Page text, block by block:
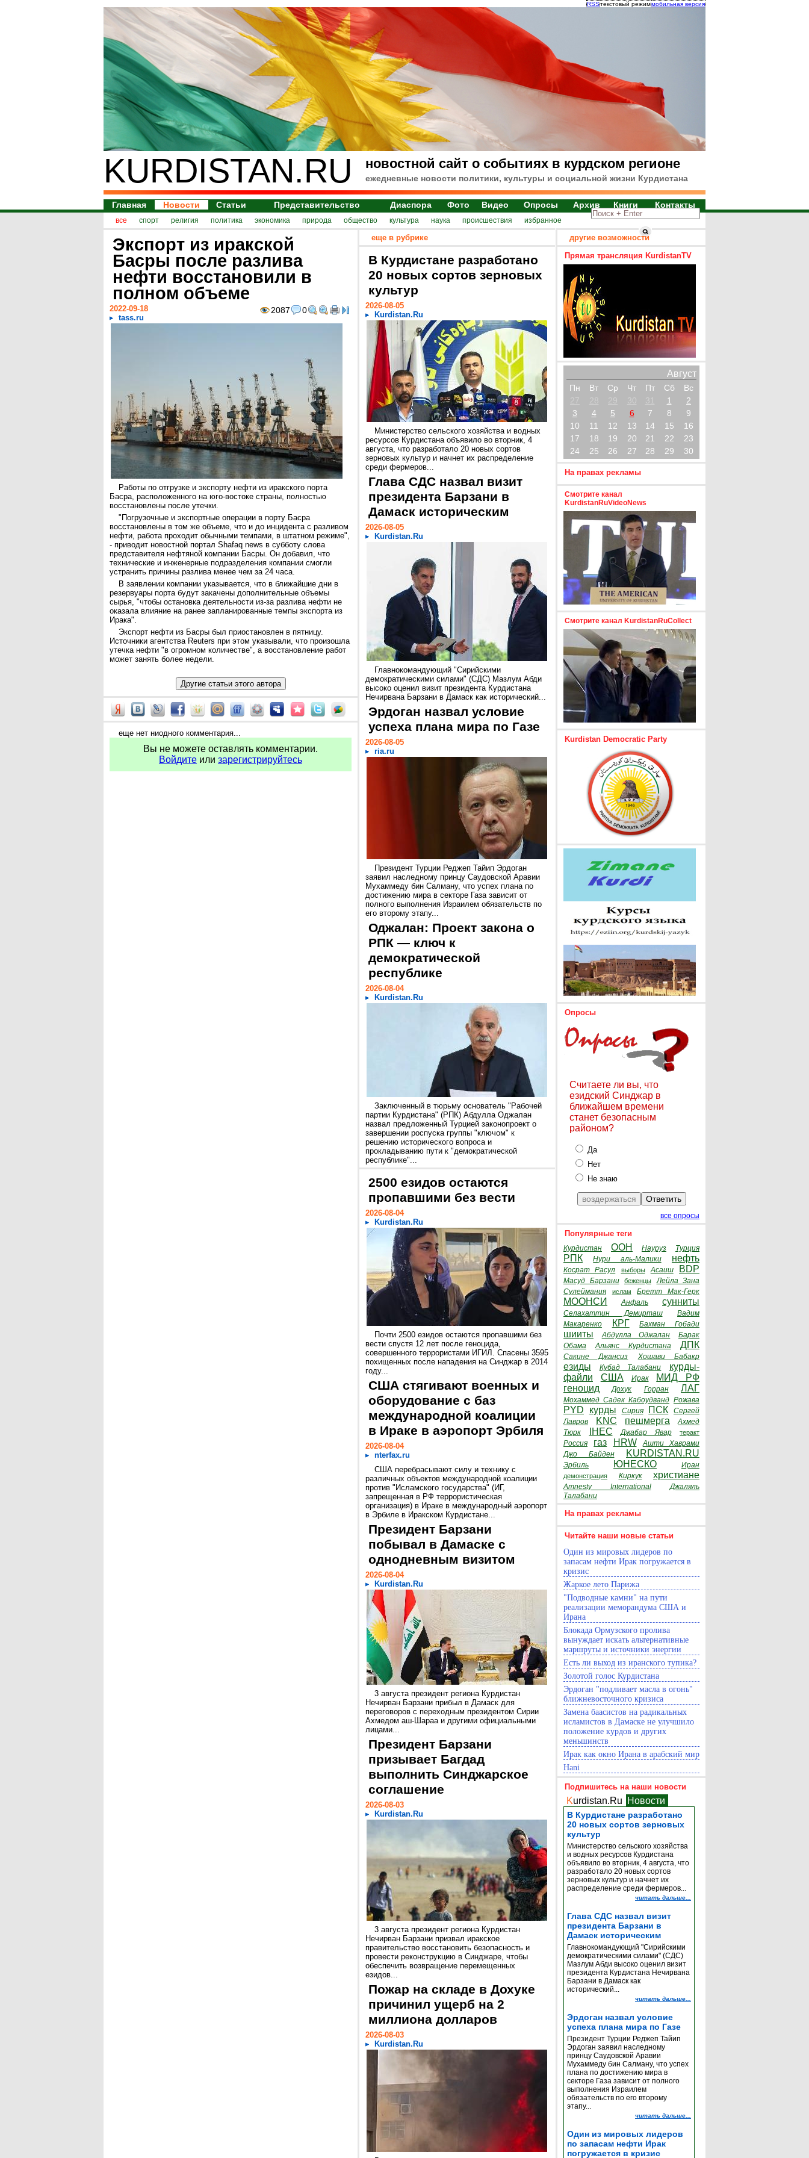
RSSтекстовый режиммобильная версия
KURDISTAN.RU новостной сайт о событиях в курдском регионе
ежедневные новости политики, культуры и социальной жизни Курдистана
Главная Новости Статьи Представительство Диаспора Фото Видео Опросы Архив Книги Контакты
все спорт религия политика экономика природа общество культура наука происшествия избранное
Экспорт из иракской
Басры после разлива
нефти восстановили в
полном объеме
2087 0
2022-09-18
tass.ru
Работы по отгрузке и экспорту нефти из иракского порта
Басра, расположенного на юго-востоке страны, полностью
восстановлены после утечки.
"Погрузочные и экспортные операции в порту Басра
восстановлены в том же объеме, что и до инцидента с разливом
нефти, работа проходит обычными темпами, в штатном режиме",
- приводит новостной портал Shafaq news в субботу слова
представителя нефтяной компании Басры. Он добавил, что
технические и инженерные подразделения компании смогли
устранить причины разлива менее чем за 24 часа.
В заявлении компании указывается, что в ближайшие дни в
резервуары порта будут закачены дополнительные объемы
сырья, "чтобы остановка деятельности из-за разлива нефти не
оказала влияние на ранее запланированные темпы экспорта из
Ирака".
Экспорт нефти из Басры был приостановлен в пятницу.
Источники агентства Reuters при этом указывали, что произошла
утечка нефти "в огромном количестве", а восстановление работ
может занять более недели.
еще нет ниодного комментария...
Вы не можете оставлять комментарии.
Войдите или зарегистрируйтесь
еще в рубрике
В Курдистане разработано
20 новых сортов зерновых
культур
2026-08-05
Kurdistan.Ru
Министерство сельского хозяйства и водных
ресурсов Курдистана объявило во вторник, 4
августа, что разработало 20 новых сортов
зерновых культур и начнет их распределение
среди фермеров...
Глава СДС назвал визит
президента Барзани в
Дамаск историческим
2026-08-05
Kurdistan.Ru
Главнокомандующий "Сирийскими
демократическими силами" (СДС) Мазлум Абди
высоко оценил визит президента Курдистана
Нечирвана Барзани в Дамаск как исторический...
Эрдоган назвал условие
успеха плана мира по Газе
2026-08-05
ria.ru
Президент Турции Реджеп Тайип Эрдоган
заявил наследному принцу Саудовской Аравии
Мухаммеду бин Салману, что успех плана по
достижению мира в секторе Газа зависит от
полного выполнения Израилем обязательств по
его второму этапу...
Оджалан: Проект закона о
РПК — ключ к
демократической
республике
2026-08-04
Kurdistan.Ru
Заключенный в тюрьму основатель "Рабочей
партии Курдистана" (РПК) Абдулла Оджалан
назвал предложенный Турцией законопроект о
завершении роспуска группы "ключом" к
решению исторического вопроса и
прокладыванию пути к "демократической
республике"...
2500 езидов остаются
пропавшими без вести
2026-08-04
Kurdistan.Ru
Почти 2500 езидов остаются пропавшими без
вести спустя 12 лет после геноцида,
совершенного террористами ИГИЛ. Спасены 3595
похищенных после нападения на Синджар в 2014
году...
США стягивают военных и
оборудование с баз
международной коалиции
в Ираке в аэропорт Эрбиля
2026-08-04
nterfax.ru
США перебрасывают силу и технику с
различных объектов международной коалиции
против "Исламского государства" (ИГ,
запрещенная в РФ террористическая
организация) в Ираке в международный аэропорт
в Эрбиле в Иракском Курдистане...
Президент Барзани
побывал в Дамаске с
однодневным визитом
2026-08-04
Kurdistan.Ru
3 августа президент региона Курдистан
Нечирван Барзани прибыл в Дамаск для
переговоров с переходным президентом Сирии
Ахмедом аш-Шараа и другими официальными
лицами...
Президент Барзани
призывает Багдад
выполнить Синджарское
соглашение
2026-08-03
Kurdistan.Ru
3 августа президент региона Курдистан
Нечирван Барзани призвал иракское
правительство восстановить безопасность и
провести реконструкцию в Синджаре, чтобы
обеспечить возвращение перемещенных
езидов...
Пожар на складе в Дохуке
причинил ущерб на 2
миллиона долларов
2026-08-03
Kurdistan.Ru
другие возможности
Прямая трансляция KurdistanTV
Август
Пн Вт Ср Чт Пт Сб
Вс
27
28 29 30 31 1
2
3
4 5 6 7 8
9
10
11 12 13 14 15
16
17
18 19 20 21 22
23
24
25 26 27 28 29 30
На правах рекламы
Смотрите канал
KurdistanRuVideoNews
Смотрите канал KurdistanRuCollect
Kurdistan Democratic Party
Опросы
Считаете ли вы, что
езидский Синджар в
ближайшем времени
станет безопасным
районом?
Да
Нет
Не знаю
все опросы
Популярные теги
Курдистан ООН Науруз Турция
РПК Нури аль-Малики нефть
Косрат Расул выборы Асаиш BDP
Масуд Барзани беженцы
Лейла Зана
Сулеймания
ислам Бретт Мак-Герк
МООНСИ Анфаль сунниты
Селахаттин Демирташ
Вадим
Макаренко
КРГ Бахман Гобади
шииты Абдулла Оджалан
Барак
Обама
Альянс Курдистана ДПК
Сакине Джансиз Хошави Бабакр
езиды Кубад Талабани
курды-
файли
США Ирак
МИД РФ
геноцид
Дохук Горран ЛАГ
Мохаммед Садек Кабоудванд Рожава
PYD курды Сирия ПСК
Сергей
Лавров
KNC пешмерга
Ахмед
Тюрк
IHEC Джабар Явар теракт
Россия газ HRW
Ашти Хаврами
Джо Байден
KURDISTAN.RU
Эрбиль ЮНЕСКО Иран
демонстрация Киркук христиане
Amnesty International
Джаляль
Талабани
На правах рекламы
Читайте наши новые статьи
Один из мировых лидеров по
запасам нефти Ирак погружается в
кризис
Жаркое лето Парижа
"Подводные камни" на пути
реализации меморандума США и
Ирана
Блокада Ормузского пролива
вынуждает искать альтернативные
маршруты и источники энергии
Есть ли выход из иранского тупика?
Золотой голос Курдистана
Эрдоган "подливает масла в огонь"
ближневосточного кризиса
Замена баасистов на радикальных
исламистов в Дамаске не улучшило
положение курдов и других
меньшинств
Ирак как окно Ирана в арабский мир
Hani
Подпишитесь на наши новости
Kurdistan.Ru Новости
В Курдистане разработано
20 новых сортов зерновых
культур
Министерство сельского хозяйства
и водных ресурсов Курдистана
объявило во вторник, 4 августа, что
разработало 20 новых сортов
зерновых культур и начнет их
распределение среди фермеров...
читать дальше...
Глава СДС назвал визит
президента Барзани в
Дамаск историческим
Главнокомандующий "Сирийскими
демократическими силами" (СДС)
Мазлум Абди высоко оценил визит
президента Курдистана Нечирвана
Барзани в Дамаск как
исторический...
читать дальше...
Эрдоган назвал условие
успеха плана мира по Газе
Президент Турции Реджеп Тайип
Эрдоган заявил наследному
принцу Саудовской Аравии
Мухаммеду бин Салману, что успех
плана по достижению мира в
секторе Газа зависит от полного
выполнения Израилем
обязательств по его второму
этапу...
читать дальше...
Один из мировых лидеров
по запасам нефти Ирак
погружается в кризис